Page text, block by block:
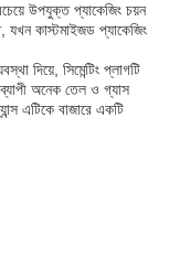
উপযুক্ত প্যাকেজিং চয়ন
যখন কাস্টমাইজড প্যাকেজিং
দিয়ে, সিমেন্টিং প্লাগটি
অনেক তেল ও গ্যাস
এটিকে বাজারে একটি